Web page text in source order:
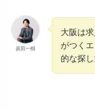
炭田一樹
大阪は
がつく
的な探